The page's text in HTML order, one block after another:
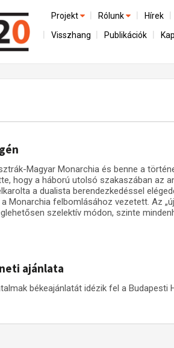
Projekt
Előzmények
Az összeomlás és a magyar
Utókor és emlékezet
Rólunk
A kutatócsoport
Hírek
Visszhang Publikációk
Magyar Monarchia és benne a
hogy a háború utolsó szakaszában az
a dualista berendezkedéssel
Monarchia felbomlásához vezetett. Az
szelektív módon, szinte
ajánlata
békeajánlatát idézik fel a Budapesti